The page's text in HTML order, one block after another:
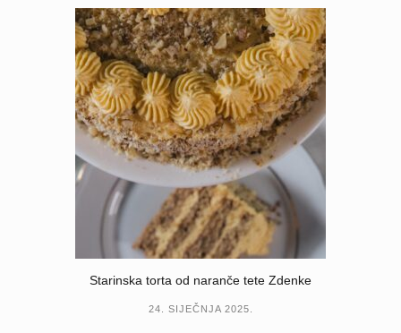
Starinska torta od naranče tete Zdenke
24. SIJEČNJA 2025.